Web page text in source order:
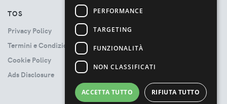
TOS
Privacy Policy
Termini e Condizioni
Cookie Policy
Ads Disclosure
PERFORMANCE
TARGETING
FUNZIONALITÀ
NON CLASSIFICATI
ACCETTA TUTTO RIFIUTA TUTTO